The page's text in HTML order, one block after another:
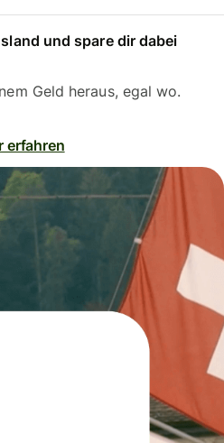
und spare dir dabei
Geld heraus, egal wo.
erfahren